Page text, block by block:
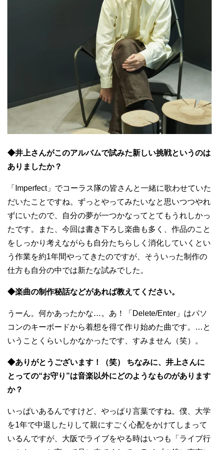
◆井上さんがこのアルバムで試みた新しい挑戦というのは
ありましたか？
「Imperfect」でコーラス隊の皆さんと一緒に歌わせていた
だいたことですね。ずっとやってみたいなと思いつつやれ
ずにいたので、自分の夢が一つかなってとてもうれしかっ
たです。また、今回は書き下ろし楽曲も多く、作品のこと
をしっかり考えながらも自分たちらしく消化していくとい
う作業を約1年間やってきたのですが、そういった制作の
仕方も自分の中では新たな試みでした。
◆楽曲の制作秘話などがあれば教えてください。
うーん。何かあったかな…。あ！「Delete/Enter」はパソ
コンのキーボードから着想を得て作り始めた曲です。…と
いうことくらいしかなかったです、すみません（笑）。
◆ありがとうございます！（笑） ちなみに、井上さんに
とっての“お守り”は音楽以外にどのようなものがあります
か？
いっぱいあるんですけど、やっぱり言葉ですね。僕、大学
を1年で中退したりして親にすごく心配をかけてしまって
いるんですが、大阪でライブをやる時はいつも「ライブ行